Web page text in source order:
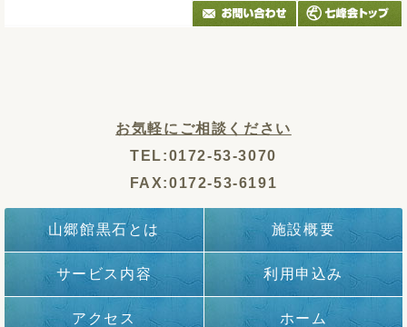
お気軽にご相談ください
TEL:0172-53-3070
FAX:0172-53-6191
山郷館黒石とは 施設概要
サービス内容 利用申込み
アクセス ホーム